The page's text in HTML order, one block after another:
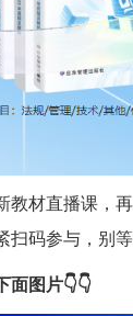
教材直播课
扫码参与，别
面图片👇👇